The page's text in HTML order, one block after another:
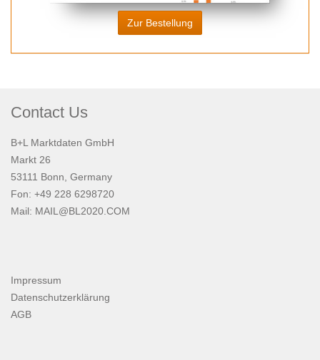
Zur Bestellung
Contact Us
B+L Marktdaten GmbH
Markt 26
53111 Bonn, Germany
Fon: +49 228 6298720
Mail: MAIL@BL2020.COM
Impressum
Datenschutzerklärung
AGB